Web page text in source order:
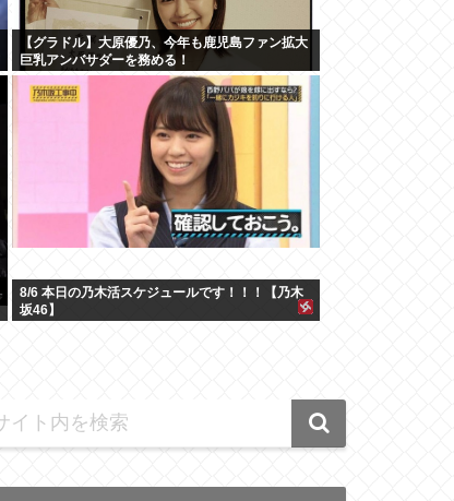
【グラドル】大原優乃、今年も鹿児島ファン拡大
巨乳アンバサダーを務める！
8/6 本日の乃木活スケジュールです！！！【乃木
坂46】